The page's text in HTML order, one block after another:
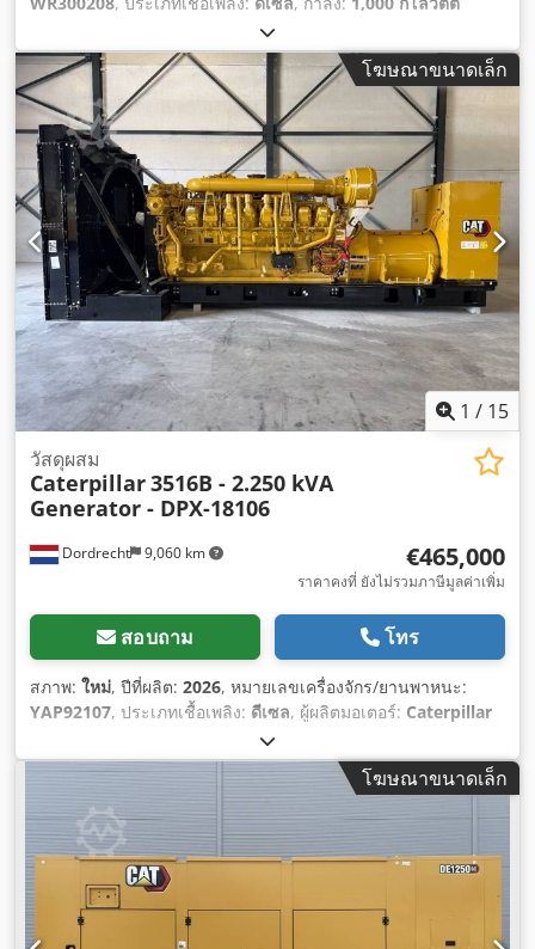
, ผู้ผลิตมอเตอร์:
โฆษณาขนาดเล็ก
1 / 15
Dordrecht 9,060 km
วัสดุผสม
Caterpillar3516B - 2.250 kVA
Generator - DPX-18106
€465,000
ราคาคงที่ ยังไม่รวมภาษีมูลค่าเพิ่ม
สอบถาม โทร
สภาพ: ใหม่, ปีที่ผลิต: 2026, หมายเลขเครื่องจักร/ยานพาหนะ:
YAP92107, ประเภทเชื้อเพลิง: ดีเซล, ผู้ผลิตมอเตอร์: Caterpillar
โฆษณาขนาดเล็ก